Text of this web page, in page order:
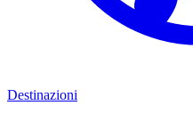
Destinazioni